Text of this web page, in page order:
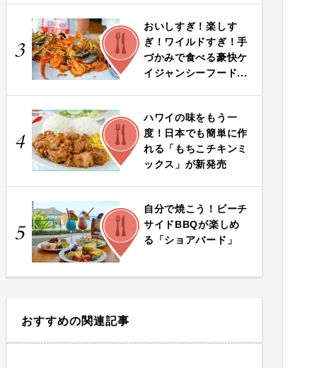
3
FOOD
おいしすぎ！楽しす
ぎ！ワイルドすぎ！手
づかみで食べる豪快ケ
イジャンシーフード...
4
FOOD
ハワイの味をもう一
度！日本でも簡単に作
れる「もちこチキンミ
ックス」が新発売
5
FOOD
自分で焼こう！ビーチ
サイドBBQが楽しめ
る「ショアバード」
おすすめの関連記事